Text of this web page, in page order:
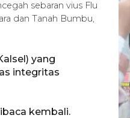
sebaran vius Flu
dan Tanah Bumbu,
yang
integritas
kembali.